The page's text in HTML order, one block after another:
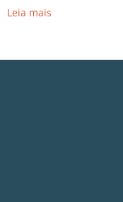
Leia mais